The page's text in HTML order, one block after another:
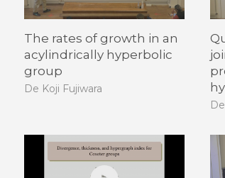
The rates of growth in an
acylindrically hyperbolic
group
De Koji Fujiwara